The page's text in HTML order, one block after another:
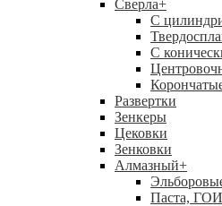
Сверла+
С
С
Развертки
Зенкеры
Цековки
Зенковки
Алмазный+
Паста, ГОИ